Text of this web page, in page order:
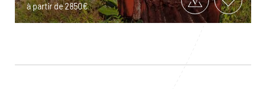
à partir de 2850€